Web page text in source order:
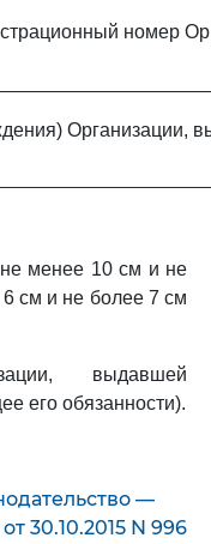
номер
Организации,
менее 10 см и не
см и не более 7 см
выдавшей
его обязанности).
—
30.10.2015 N 996